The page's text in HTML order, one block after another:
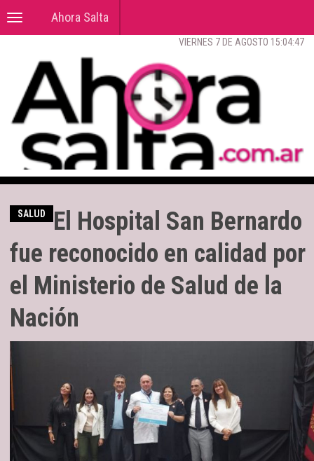
Toggle
navigation
Ahora Salta
VIERNES 7 DE AGOSTO 15:04:49
SALUD
El Hospital San Bernardo
fue reconocido en calidad por
el Ministerio de Salud de la
Nación